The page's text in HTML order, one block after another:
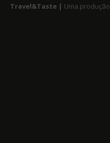
Travel&Taste | Uma produção